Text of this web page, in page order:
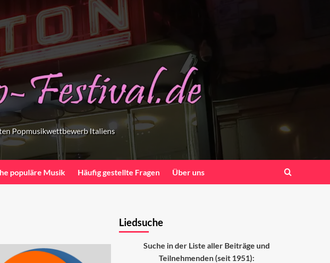
Popmusikwettbewerb Italiens
populäre Musik Häufig gestellte Fragen Über uns
Liedsuche
Suche in der Liste aller Beiträge und
Teilnehmenden (seit 1951):